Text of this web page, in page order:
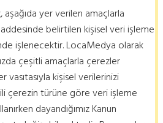
yer verilen amaçlarla
belirtilen kişisel veri işleme
işlenecektir. LocaMedya olarak
çeşitli amaçlarla çerezler
kişisel verilerinizi
çerezin türüne göre veri işleme
dayandığımız Kanun